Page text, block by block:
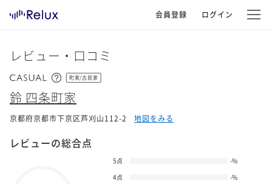
会員登録 ログイン
レビュー・口コミ
町家/古民家
鈴 四条町家
京都府京都市下京区芦刈山112-2 地図をみる
レビューの総合点
5点 -%
4点
-%